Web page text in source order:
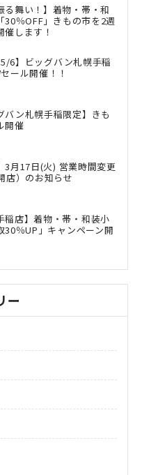
る舞い！】着物・帯・和
30％OFF」きもの市を2週
催します！
5/6】ビッグバン札幌手稲
ール開催！！
バン札幌手稲限定】きも
開催
3月17日(火) 営業時間変更
店）のお知らせ
稲店】着物・帯・和装小
30％UP」キャンペーン開
ー